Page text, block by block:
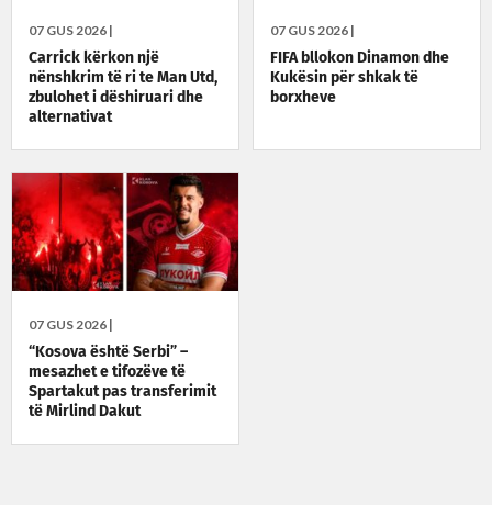
07 GUS 2026 |
Carrick kërkon një
nënshkrim të ri te Man Utd,
zbulohet i dëshiruari dhe
alternativat
07 GUS 2026 |
FIFA bllokon Dinamon dhe
Kukësin për shkak të
borxheve
07 GUS 2026 |
“Kosova është Serbi” –
mesazhet e tifozëve të
Spartakut pas transferimit
të Mirlind Dakut